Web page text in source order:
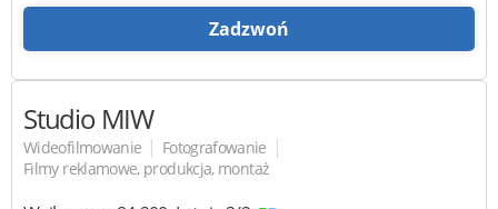
Zadzwoń
Studio MIW
Wideofilmowanie | Fotografowanie |
Filmy reklamowe, produkcja, montaż